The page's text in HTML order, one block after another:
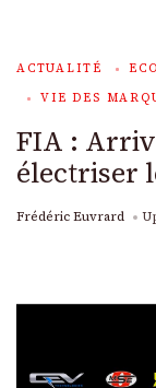
ACTUALITÉ
VIE DES
FIA :
électriser
Frédéric Euvrard